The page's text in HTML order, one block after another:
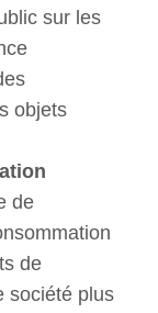
sur les
objets
de
de
société plus